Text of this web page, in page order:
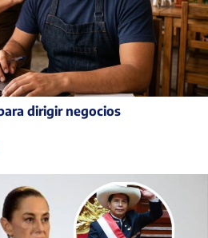
dirigir negocios